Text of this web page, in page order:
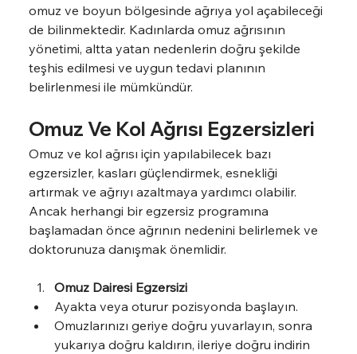
omuz ve boyun bölgesinde ağrıya yol açabileceği
de bilinmektedir. Kadınlarda omuz ağrısının
yönetimi, altta yatan nedenlerin doğru şekilde
teşhis edilmesi ve uygun tedavi planının
belirlenmesi ile mümkündür.
Omuz Ve Kol Ağrısı Egzersizleri
Omuz ve kol ağrısı için yapılabilecek bazı
egzersizler, kasları güçlendirmek, esnekliği
artırmak ve ağrıyı azaltmaya yardımcı olabilir.
Ancak herhangi bir egzersiz programına
başlamadan önce ağrının nedenini belirlemek ve
doktorunuza danışmak önemlidir.
Omuz Dairesi Egzersizi
Ayakta veya oturur pozisyonda başlayın.
Omuzlarınızı geriye doğru yuvarlayın, sonra
yukarıya doğru kaldırın, ileriye doğru indirin